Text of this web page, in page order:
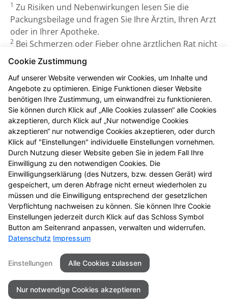
1 Zu Risiken und Nebenwirkungen lesen Sie die
Packungsbeilage und fragen Sie Ihre Ärztin, Ihren Arzt
oder in Ihrer Apotheke.
2 Bei Schmerzen oder Fieber ohne ärztlichen Rat nicht
länger anwenden als in der Packungsbeilage
vorgegeben!
© Alle Rechte vorbehalten. Nachdruck – auch
auszugsweise – ist nicht gestattet! Alle Angaben
gelten, solange der Vorrat reicht. Druckfehler
vorbehalten. Alle Preise in Euro inkl. MwSt.
4BVP = niedrigster Gesamtpreis innerhalb der letzten
30 Tage vor der Preisermäßigung
5Zu Risiken und Nebenwirkungen lesen Sie die
Packungsbeilage und fragen Sie Ihre Tierärztin, Ihren
Tierarzt oder in Ihrer Apotheke.6Biozide vorsichtig
verwenden. Vor Gebrauch stets Etikett und
Produktinformation lesen.
Seitenübersicht Kontakt
Impressum
Datenschutz
Barrierefreiheit
© 2026 Apotheke Böhringer
Cookie Zustimmung
Auf unserer Website verwenden wir Cookies, um Inhalte und
Angebote zu optimieren. Einige Funktionen dieser Website
benötigen Ihre Zustimmung, um einwandfrei zu funktionieren.
Sie können durch Klick auf „Alle Cookies zulassen“ alle Cookies
akzeptieren, durch Klick auf „Nur notwendige Cookies
akzeptieren“ nur notwendige Cookies akzeptieren, oder durch
Klick auf "Einstellungen" individuelle Einstellungen vornehmen.
Durch Nutzung dieser Website geben Sie in jedem Fall Ihre
Einwilligung zu den notwendigen Cookies. Die
Einwilligungserklärung (des Nutzers, bzw. dessen Gerät) wird
gespeichert, um deren Abfrage nicht erneut wiederholen zu
müssen und die Einwilligung entsprechend der gesetzlichen
Verpflichtung nachweisen zu können. Sie können Ihre Cookie
Einstellungen jederzeit durch Klick auf das Schloss Symbol
Button am Seitenrand anpassen, verwalten und widerrufen.
Datenschutz Impressum
Einstellungen Alle Cookies zulassen
Nur notwendige Cookies akzeptieren